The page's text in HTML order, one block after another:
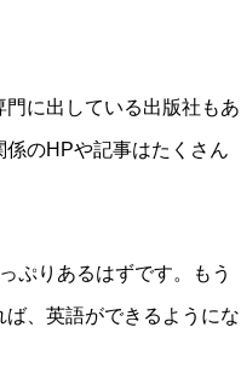
に出している出版社もあ
のHPや記事はたくさん
ぷりあるはずです。もう
、英語ができるようにな